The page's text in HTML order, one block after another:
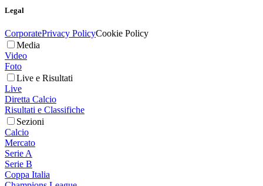
Legal
CorporatePrivacy PolicyCookie Policy
Media
Video
Foto
Live e Risultati
Live
Diretta Calcio
Risultati e Classifiche
Sezioni
Calcio
Mercato
Serie A
Serie B
Coppa Italia